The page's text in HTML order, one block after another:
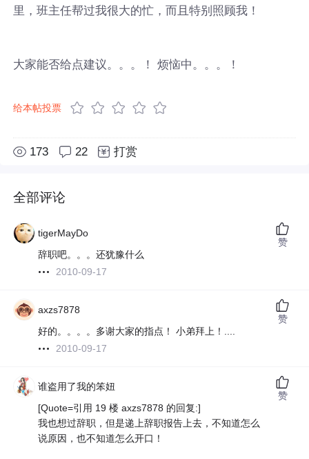
里，班主任帮过我很大的忙，而且特别照顾我！
大家能否给点建议。。。！ 烦恼中。。。！
给本帖投票
173 22 打赏
全部评论
tigerMayDo
辞职吧。。。还犹豫什么
2010-09-17
赞
axzs7878
好的。。。。多谢大家的指点！ 小弟拜上！....
2010-09-17
赞
谁盗用了我的笨妞
[Quote=引用 19 楼 axzs7878 的回复:]
我也想过辞职，但是递上辞职报告上去，不知道怎么
说原因，也不知道怎么开口！
赞